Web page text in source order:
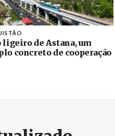
de Astana, um
concreto de cooperação